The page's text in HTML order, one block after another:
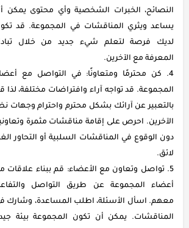
النصائح، الخبرات الشخصية وأي محتوى يمكن
يساعد ويثري المناقشات في المجموعة. قد
لديك فرصة لتعلم شيء جديد من خلال
المعرفة مع الآخرين.
كن محترمًا ومتعاونًا: في التواصل مع
المجموعة. قد تواجه آراء وافتراضات مختلفة، لذا
بالتعبير عن آرائك بشكل محترم واحترام وجهات
الآخرين. احرص على إقامة مناقشات مثمرة
دون الوقوع في المناقشات السلبية أو التحاور
لائق.
تواصل وتعاون مع الأعضاء: قم ببناء علاقات
أعضاء المجموعة عن طريق التواصل
معهم. اسأل الأسئلة، اطلب المساعدة، وشارك
المناقشات. يمكن أن تكون المجموعة بيئة